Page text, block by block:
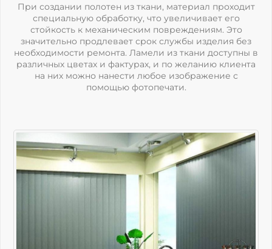
При создании полотен из ткани, материал проходит
специальную обработку, что увеличивает его
стойкость к механическим повреждениям. Это
значительно продлевает срок службы изделия без
необходимости ремонта. Ламели из ткани доступны в
различных цветах и фактурах, и по желанию клиента
на них можно нанести любое изображение с
помощью фотопечати.